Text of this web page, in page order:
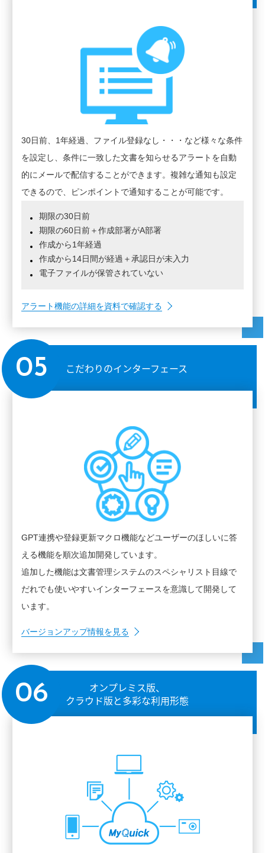
30日前、1年経過、ファイル登録なし・・・など様々な条件
を設定し、条件に一致した文書を知らせるアラートを自動
的にメールで配信することができます。複雑な通知も設定
できるので、ピンポイントで通知することが可能です。
期限の30日前
期限の60日前＋作成部署がA部署
作成から1年経過
作成から14日間が経過＋承認日が未入力
電子ファイルが保管されていない
アラート機能の詳細を資料で確認する
05 こだわりのインターフェース
GPT連携や登録更新マクロ機能などユーザーのほしいに答
える機能を順次追加開発しています。
追加した機能は文書管理システムのスペシャリスト目線で
だれでも使いやすいインターフェースを意識して開発して
います。
バージョンアップ情報を見る
06
オンプレミス版、
クラウド版と多彩な利用形態